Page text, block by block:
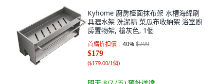
Kyhome 廚房檯面抹布架 水槽海綿刷
具瀝水架 洗潔精 菜瓜布收納架 浴室廚
房置物架, 槍灰色, 1個
首購折扣價 40%$299
$179
($179.00/1個)